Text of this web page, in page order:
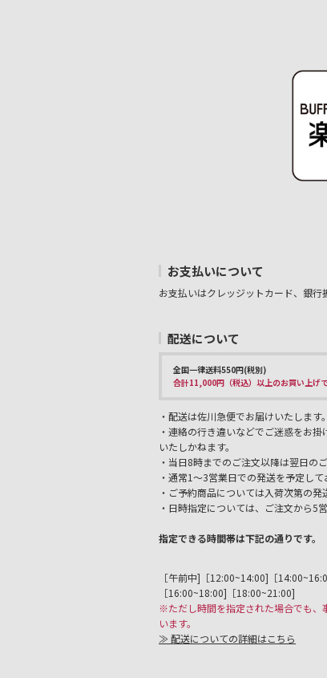
お支払いについて
お支払いはクレッジットカード、銀行
配送について
全国一律送料550円(税別)
合計11,000円（税込）以上のお買い上げ
・配送は佐川急便でお届けいたします。
・連絡の行き違いなどでご迷惑をお
いたしかねます。
・当日8時までのご注文以降は翌日の
・通常1～3営業日での発送を予定して
・ご予約商品については入荷次第の発
・日時指定については、ご注文から5
指定できる時間帯は下記の通りです。
［午前中]［12:00~14:00]［
［16:00~18:00]［18:00~21:00]
※ただし時間を指定された場合でも、
います。
≫ 配送についての詳細はこちら